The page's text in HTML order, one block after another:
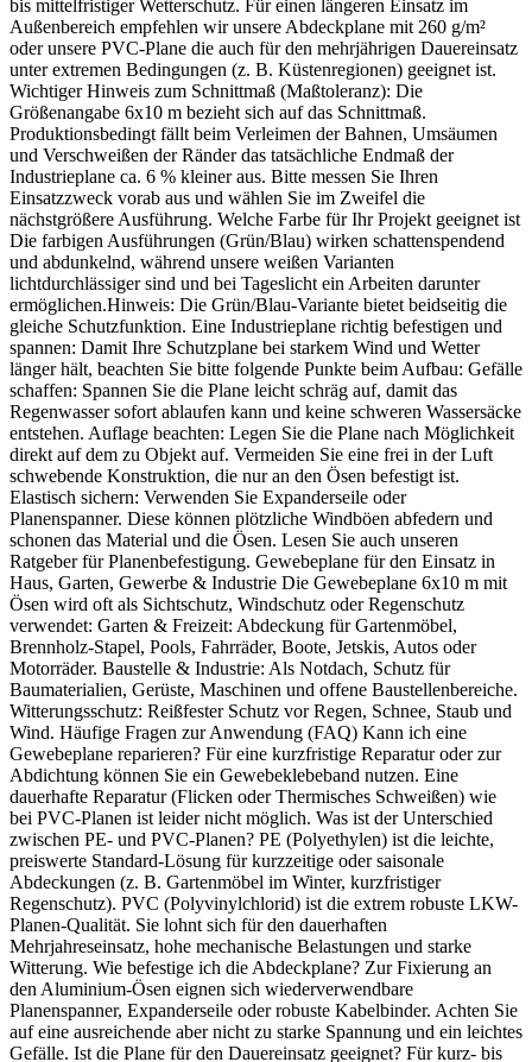
bis mittelfristiger Wetterschutz. Für einen längeren Einsatz im
Außenbereich empfehlen wir unsere Abdeckplane mit 260 g/m²
oder unsere PVC-Plane die auch für den mehrjährigen Dauereinsatz
unter extremen Bedingungen (z. B. Küstenregionen) geeignet ist.
Wichtiger Hinweis zum Schnittmaß (Maßtoleranz): Die
Größenangabe 6x10 m bezieht sich auf das Schnittmaß.
Produktionsbedingt fällt beim Verleimen der Bahnen, Umsäumen
und Verschweißen der Ränder das tatsächliche Endmaß der
Industrieplane ca. 6 % kleiner aus. Bitte messen Sie Ihren
Einsatzzweck vorab aus und wählen Sie im Zweifel die
nächstgrößere Ausführung. Welche Farbe für Ihr Projekt geeignet ist
Die farbigen Ausführungen (Grün/Blau) wirken schattenspendend
und abdunkelnd, während unsere weißen Varianten
lichtdurchlässiger sind und bei Tageslicht ein Arbeiten darunter
ermöglichen.Hinweis: Die Grün/Blau-Variante bietet beidseitig die
gleiche Schutzfunktion. Eine Industrieplane richtig befestigen und
spannen: Damit Ihre Schutzplane bei starkem Wind und Wetter
länger hält, beachten Sie bitte folgende Punkte beim Aufbau: Gefälle
schaffen: Spannen Sie die Plane leicht schräg auf, damit das
Regenwasser sofort ablaufen kann und keine schweren Wassersäcke
entstehen. Auflage beachten: Legen Sie die Plane nach Möglichkeit
direkt auf dem zu Objekt auf. Vermeiden Sie eine frei in der Luft
schwebende Konstruktion, die nur an den Ösen befestigt ist.
Elastisch sichern: Verwenden Sie Expanderseile oder
Planenspanner. Diese können plötzliche Windböen abfedern und
schonen das Material und die Ösen. Lesen Sie auch unseren
Ratgeber für Planenbefestigung. Gewebeplane für den Einsatz in
Haus, Garten, Gewerbe & Industrie Die Gewebeplane 6x10 m mit
Ösen wird oft als Sichtschutz, Windschutz oder Regenschutz
verwendet: Garten & Freizeit: Abdeckung für Gartenmöbel,
Brennholz-Stapel, Pools, Fahrräder, Boote, Jetskis, Autos oder
Motorräder. Baustelle & Industrie: Als Notdach, Schutz für
Baumaterialien, Gerüste, Maschinen und offene Baustellenbereiche.
Witterungsschutz: Reißfester Schutz vor Regen, Schnee, Staub und
Wind. Häufige Fragen zur Anwendung (FAQ) Kann ich eine
Gewebeplane reparieren? Für eine kurzfristige Reparatur oder zur
Abdichtung können Sie ein Gewebeklebeband nutzen. Eine
dauerhafte Reparatur (Flicken oder Thermisches Schweißen) wie
bei PVC-Planen ist leider nicht möglich. Was ist der Unterschied
zwischen PE- und PVC-Planen? PE (Polyethylen) ist die leichte,
preiswerte Standard-Lösung für kurzzeitige oder saisonale
Abdeckungen (z. B. Gartenmöbel im Winter, kurzfristiger
Regenschutz). PVC (Polyvinylchlorid) ist die extrem robuste LKW-
Planen-Qualität. Sie lohnt sich für den dauerhaften
Mehrjahreseinsatz, hohe mechanische Belastungen und starke
Witterung. Wie befestige ich die Abdeckplane? Zur Fixierung an
den Aluminium-Ösen eignen sich wiederverwendbare
Planenspanner, Expanderseile oder robuste Kabelbinder. Achten Sie
auf eine ausreichende aber nicht zu starke Spannung und ein leichtes
Gefälle. Ist die Plane für den Dauereinsatz geeignet? Für kurz- bis